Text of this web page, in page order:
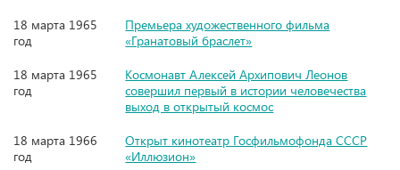
18 марта 1965
год
Премьера художественного фильма
«Гранатовый браслет»
18 марта 1965
год
Космонавт Алексей Архипович Леонов
совершил первый в истории человечества
выход в открытый космос
18 марта 1966
год
Открыт кинотеатр Госфильмофонда СССР
«Иллюзион»